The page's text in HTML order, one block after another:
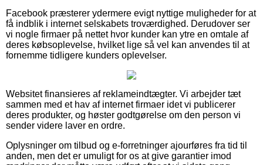
Facebook præsterer ydermere evigt nyttige muligheder for at
få indblik i internet selskabets troværdighed. Derudover ser
vi nogle firmaer på nettet hvor kunder kan ytre en omtale af
deres købsoplevelse, hvilket lige så vel kan anvendes til at
fornemme tidligere kunders oplevelser.
Websitet finansieres af reklameindtægter. Vi arbejder tæt
sammen med et hav af internet firmaer idet vi publicerer
deres produkter, og høster godtgørelse om den person vi
sender videre laver en ordre.
Oplysninger om tilbud og e-forretninger ajourføres fra tid til
anden, men det er umuligt for os at give garantier imod